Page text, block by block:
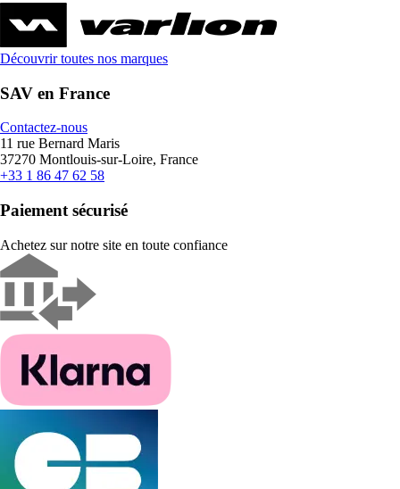
Découvrir toutes nos marques
SAV en France
Contactez-nous
11 rue Bernard Maris
37270 Montlouis-sur-Loire, France
+33 1 86 47 62 58
Paiement sécurisé
Achetez sur notre site en toute confiance